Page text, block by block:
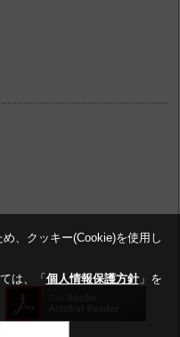
、クッキー(Cookie)を使用し
は、「 個人情報保護方針」を